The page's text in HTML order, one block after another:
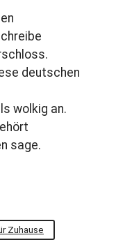
deutschen
wolkig an.
sage.
Zuhause